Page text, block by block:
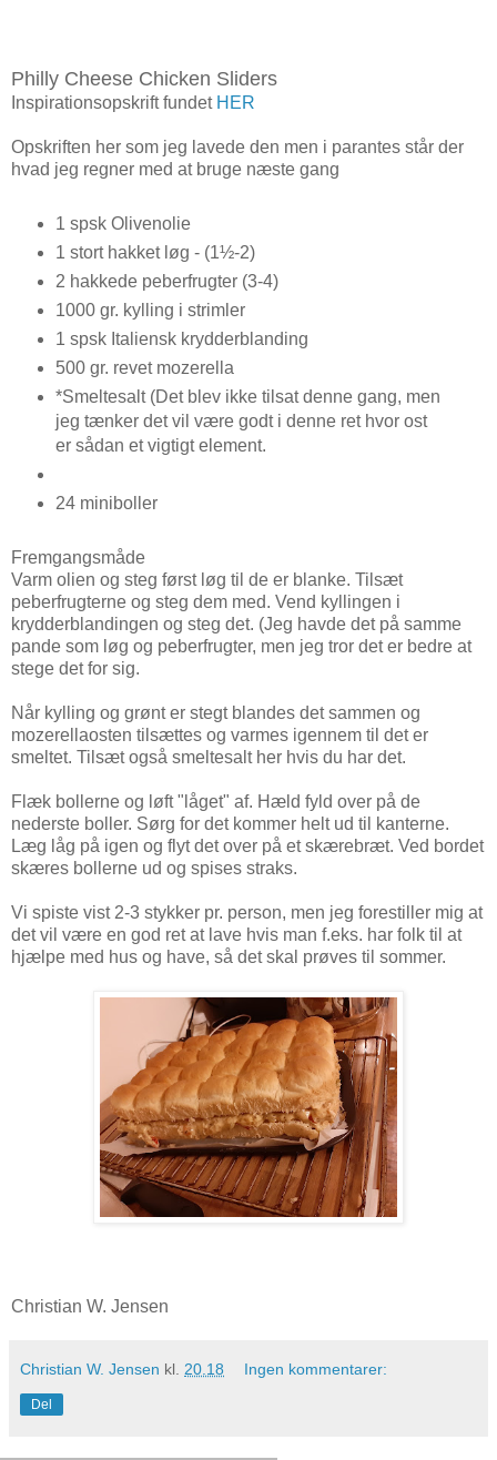
Philly Cheese Chicken Sliders
Inspirationsopskrift fundet HER
Opskriften her som jeg lavede den men i parantes står der
hvad jeg regner med at bruge næste gang
1 spsk Olivenolie
1 stort hakket løg - (1½-2)
2 hakkede peberfrugter (3-4)
1000 gr. kylling i strimler
1 spsk Italiensk krydderblanding
500 gr. revet mozerella
*Smeltesalt (Det blev ikke tilsat denne gang, men
jeg tænker det vil være godt i denne ret hvor ost
er sådan et vigtigt element.
24 miniboller
Fremgangsmåde
Varm olien og steg først løg til de er blanke. Tilsæt
peberfrugterne og steg dem med. Vend kyllingen i
krydderblandingen og steg det. (Jeg havde det på samme
pande som løg og peberfrugter, men jeg tror det er bedre at
stege det for sig.
Når kylling og grønt er stegt blandes det sammen og
mozerellaosten tilsættes og varmes igennem til det er
smeltet. Tilsæt også smeltesalt her hvis du har det.
Flæk bollerne og løft "låget" af. Hæld fyld over på de
nederste boller. Sørg for det kommer helt ud til kanterne.
Læg låg på igen og flyt det over på et skærebræt. Ved bordet
skæres bollerne ud og spises straks.
Vi spiste vist 2-3 stykker pr. person, men jeg forestiller mig at
det vil være en god ret at lave hvis man f.eks. har folk til at
hjælpe med hus og have, så det skal prøves til sommer.
Christian W. Jensen
Christian W. Jensen kl. 20.18 Ingen kommentarer:
Del